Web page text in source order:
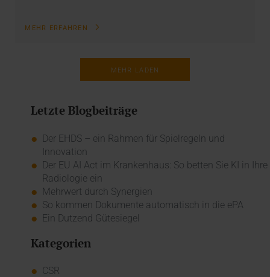
MEHR ERFAHREN
MEHR LADEN
Letzte Blogbeiträge
Der EHDS – ein Rahmen für Spielregeln und
Innovation
Der EU AI Act im Krankenhaus: So betten Sie KI in Ihre
Radiologie ein
Mehrwert durch Synergien
So kommen Dokumente automatisch in die ePA
Ein Dutzend Gütesiegel
Kategorien
CSR